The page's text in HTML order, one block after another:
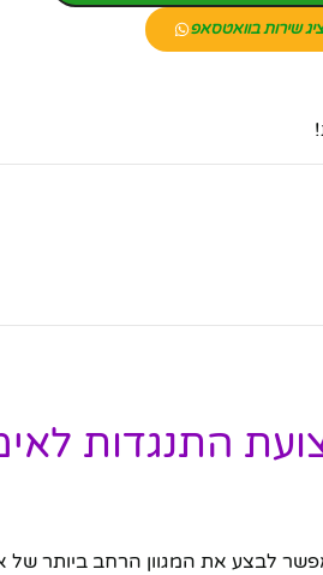
שירות בוואטסאפ
לבצע את המגוון הרחב ביותר של